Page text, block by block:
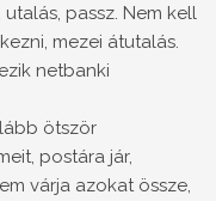
passz. Nem kell
mezei átutalás.
netbanki
ötször
postára jár,
várja azokat össze,